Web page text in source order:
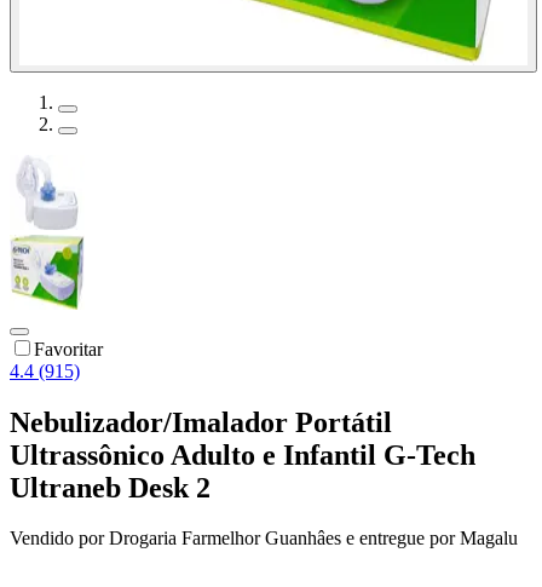
Favoritar
4.4 (915)
Nebulizador/Imalador Portátil
Ultrassônico Adulto e Infantil G-Tech
Ultraneb Desk 2
Vendido porDrogaria Farmelhor Guanhâes e entregue por Magalu